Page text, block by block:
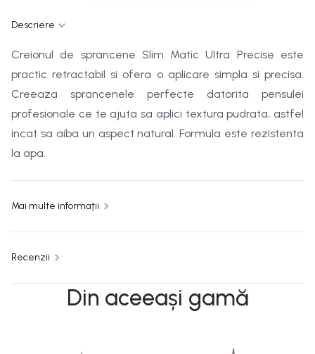
Descriere
Creionul de sprancene Slim Matic Ultra Precise este
practic retractabil si ofera o aplicare simpla si precisa.
Creeaza sprancenele perfecte datorita pensulei
profesionale ce te ajuta sa aplici textura pudrata, astfel
incat sa aiba un aspect natural. Formula este rezistenta
la apa.
Mai multe informații
Recenzii
Din aceeași gamă